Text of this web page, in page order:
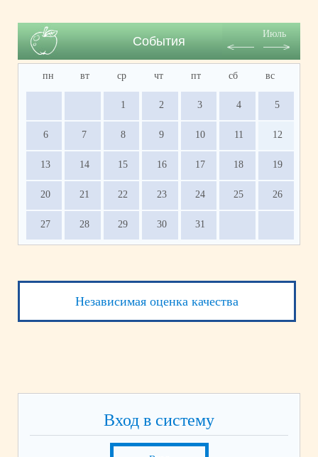
События
Июль
пн вт ср чт пт сб вс
1 2 3 4 5
6 7 8 9 10 11 12
13 14 15 16 17 18 19
20 21 22 23 24 25 26
27 28 29 30 31
Независимая оценка качества
Вход в систему